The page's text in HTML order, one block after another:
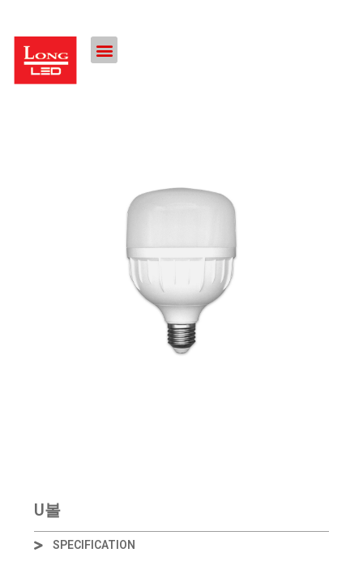
U볼
SPECIFICATION